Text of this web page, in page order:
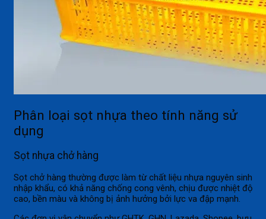
Phân loại sọt nhựa theo tính năng sử
dụng
Sọt nhựa chở hàng
Sọt chở hàng thường được làm từ chất liệu nhựa nguyên sinh
nhập khẩu, có khả năng chống cong vênh, chịu được nhiệt độ
cao, bền màu và không bị ảnh hưởng bởi lực va đập mạnh.